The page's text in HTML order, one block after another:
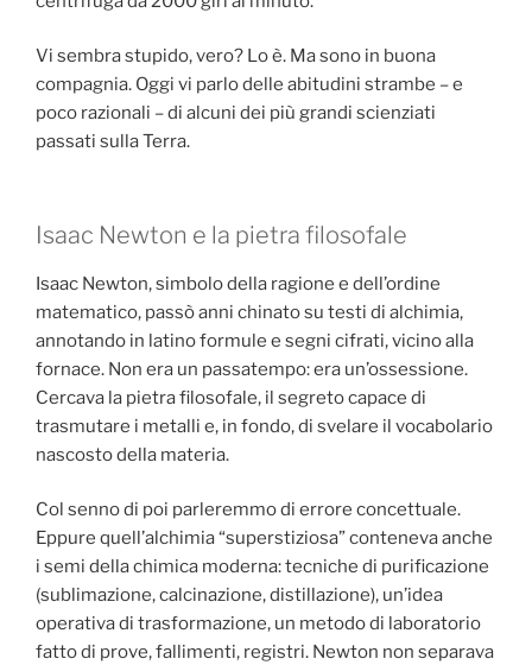
Vi sembra stupido, vero? Lo è. Ma sono in buona
compagnia. Oggi vi parlo delle abitudini strambe – e
poco razionali – di alcuni dei più grandi scienziati
passati sulla Terra.
Isaac Newton e la pietra filosofale
Isaac Newton, simbolo della ragione e dell’ordine
matematico, passò anni chinato su testi di alchimia,
annotando in latino formule e segni cifrati, vicino alla
fornace. Non era un passatempo: era un’ossessione.
Cercava la pietra filosofale, il segreto capace di
trasmutare i metalli e, in fondo, di svelare il vocabolario
nascosto della materia.
Col senno di poi parleremmo di errore concettuale.
Eppure quell’alchimia “superstiziosa” conteneva anche
i semi della chimica moderna: tecniche di purificazione
(sublimazione, calcinazione, distillazione), un’idea
operativa di trasformazione, un metodo di laboratorio
fatto di prove, fallimenti, registri. Newton non separava